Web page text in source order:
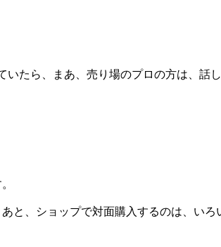
たら、まあ、売り場のプロの方は、話
と、ショップで対面購入するのは、いろ